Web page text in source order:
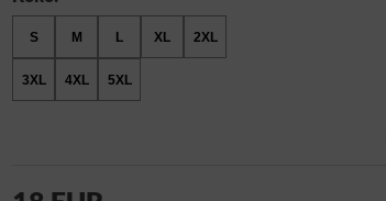
S M L XL 2XL
3XL 4XL 5XL